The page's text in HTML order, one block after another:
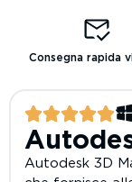
Consegna rapida
Autodesk 3D